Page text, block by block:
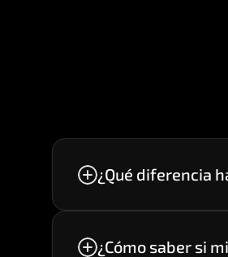
¿Qué diferencia
El SEO busca
¿Cómo saber si
Si tu sitio web no